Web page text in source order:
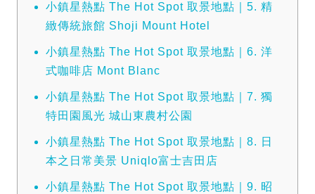
小鎮星熱點 The Hot Spot 取景地點｜5. 精
緻傳統旅館 Shoji Mount Hotel
小鎮星熱點 The Hot Spot 取景地點｜6. 洋
式咖啡店 Mont Blanc
小鎮星熱點 The Hot Spot 取景地點｜7. 獨
特田園風光 城山東農村公園
小鎮星熱點 The Hot Spot 取景地點｜8. 日
本之日常美景 Uniqlo富士吉田店
小鎮星熱點 The Hot Spot 取景地點｜9. 昭